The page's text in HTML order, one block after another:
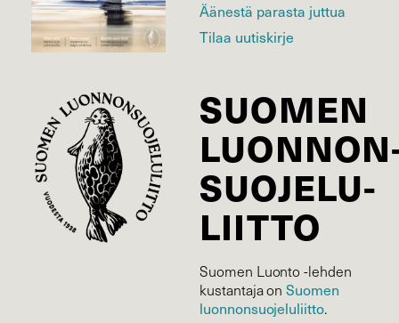
Äänestä parasta juttua
Tilaa uutiskirje
SUOMEN
SUOJELU­
LIITTO
Suomen Luonto -lehden
kustantaja onSuomen
luonnonsuojelu­liitto.